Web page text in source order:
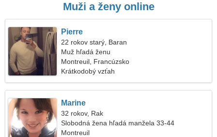
Muži a ženy online
Pierre
22 rokov starý, Baran
Muž hľadá ženu
Montreuil, Francúzsko
Krátkodobý vzťah
Marine
32 rokov, Rak
Slobodná žena hľadá manžela 33-44
Montreuil